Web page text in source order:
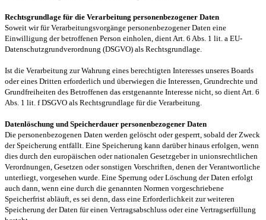
Rechtsgrundlage für die Verarbeitung personenbezogener Daten
Soweit wir für Verarbeitungsvorgänge personenbezogener Daten eine
Einwilligung der betroffenen Person einholen, dient Art. 6 Abs. 1 lit. a EU-
Datenschutzgrundverordnung (DSGVO) als Rechtsgrundlage.
Ist die Verarbeitung zur Wahrung eines berechtigten Interesses unseres Boards
oder eines Dritten erforderlich und überwiegen die Interessen, Grundrechte und
Grundfreiheiten des Betroffenen das erstgenannte Interesse nicht, so dient Art. 6
Abs. 1 lit. f DSGVO als Rechtsgrundlage für die Verarbeitung.
Datenlöschung und Speicherdauer personenbezogener Daten
Die personenbezogenen Daten werden gelöscht oder gesperrt, sobald der Zweck
der Speicherung entfällt. Eine Speicherung kann darüber hinaus erfolgen, wenn
dies durch den europäischen oder nationalen Gesetzgeber in unionsrechtlichen
Verordnungen, Gesetzen oder sonstigen Vorschriften, denen der Verantwortliche
unterliegt, vorgesehen wurde. Eine Sperrung oder Löschung der Daten erfolgt
auch dann, wenn eine durch die genannten Normen vorgeschriebene
Speicherfrist abläuft, es sei denn, dass eine Erforderlichkeit zur weiteren
Speicherung der Daten für einen Vertragsabschluss oder eine Vertragserfüllung